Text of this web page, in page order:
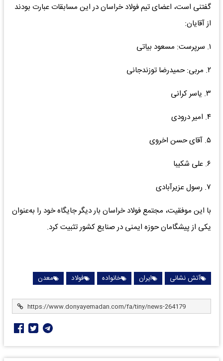
گفتنی است، اعضای تیم فولاد خراسان در این مسابقات عبارت بودند
از آقایان:
۱. سرپرست: مسعود بیاتی
۲. مربی: حمیدرضا توزندجانی
۳. یاسر کرانی
۴. امیر درودی
۵. آقای حسن اخروی
۶. علی شکیبا
۷. رسول عزیرآبادی
با این موفقیت، مجتمع فولاد خراسان بار دیگر جایگاه خود را به‌عنوان
یکی از پیشگامان حوزه ایمنی در صنایع کشور تثبیت کرد.
آتش نشانی ایران خانواده فولاد معدن